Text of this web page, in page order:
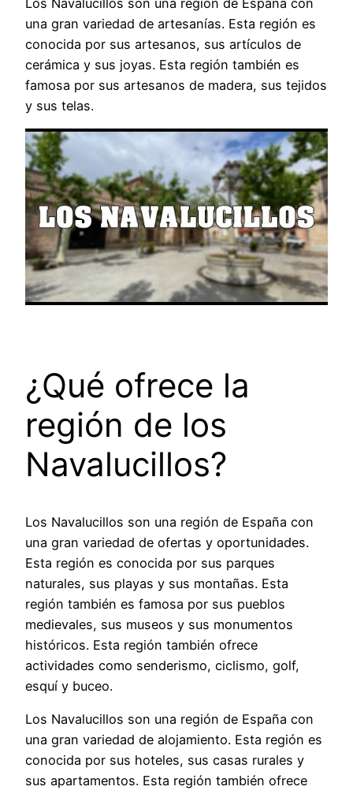
una gran variedad de artesanías. Esta región es
conocida por sus artesanos, sus artículos de
cerámica y sus joyas. Esta región también es
famosa por sus artesanos de madera, sus tejidos
y sus telas.
¿Qué ofrece la
región de los
Navalucillos?
Los Navalucillos son una región de España con
una gran variedad de ofertas y oportunidades.
Esta región es conocida por sus parques
naturales, sus playas y sus montañas. Esta
región también es famosa por sus pueblos
medievales, sus museos y sus monumentos
históricos. Esta región también ofrece
actividades como senderismo, ciclismo, golf,
esquí y buceo.
Los Navalucillos son una región de España con
una gran variedad de alojamiento. Esta región es
conocida por sus hoteles, sus casas rurales y
sus apartamentos. Esta región también ofrece